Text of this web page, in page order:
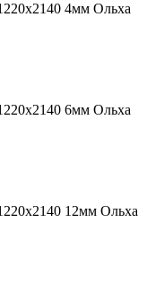
4мм Ольха
6мм Ольха
12мм Ольха